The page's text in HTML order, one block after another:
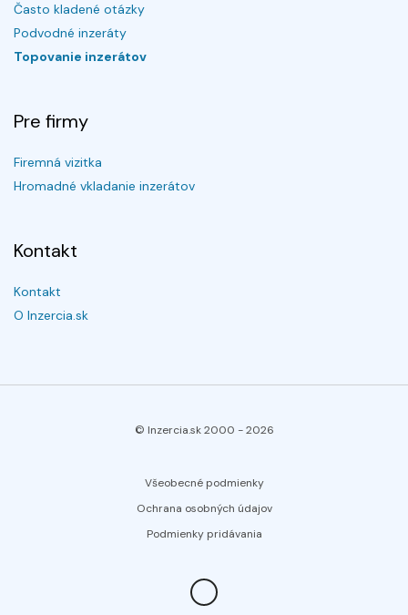
Často kladené otázky
Podvodné inzeráty
Topovanie inzerátov
Pre firmy
Firemná vizitka
Hromadné vkladanie inzerátov
Kontakt
Kontakt
O Inzercia.sk
© Inzercia.sk 2000 -2026
Všeobecné podmienky
Ochrana osobných údajov
Podmienky pridávania